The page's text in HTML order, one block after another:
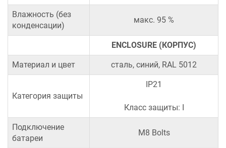
Влажность (без
конденсации)
макс. 95 %
ENCLOSURE (КОРПУС)
Материал и цвет сталь, синий, RAL 5012
Категория защиты
IP21
Класс защиты: I
Подключение
батареи
M8 Bolts